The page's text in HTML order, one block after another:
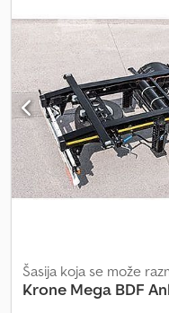
moguće! Za dodatna
Chjdpstxcntsfx Ap Iea
bez garancije. Opis vozila
Sve informacije su bez
greške i međuvremenu
slovne greške.
Šasija koja se može
Krone Mega BDF